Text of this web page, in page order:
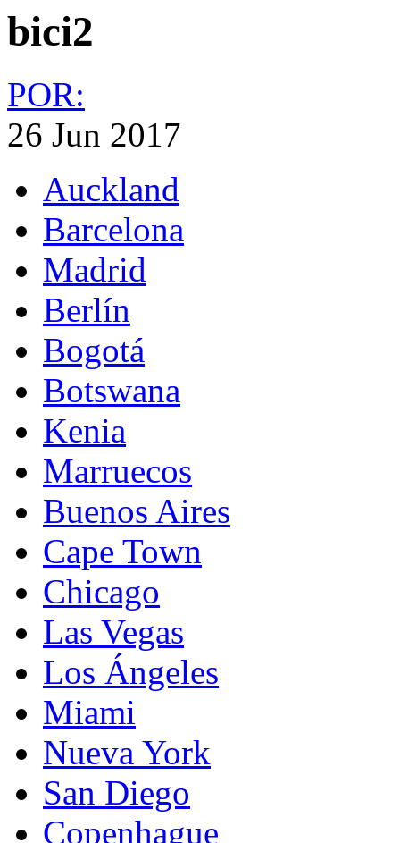
bici2
POR:
26 Jun 2017
Auckland
Barcelona
Madrid
Berlín
Bogotá
Botswana
Kenia
Marruecos
Buenos Aires
Cape Town
Chicago
Las Vegas
Los Ángeles
Miami
Nueva York
San Diego
Copenhague